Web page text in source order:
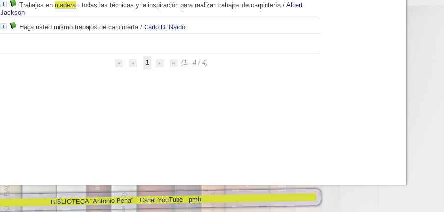
Trabajos en madera: todas las técnicas y la inspiración para realizar trabajos de carpintería/ Albert
Jackson
Haga usted mismo trabajos de carpintería/ Carlo Di Nardo
1 (1 - 4 / 4)
BIBLIOTECA "Antonio Pena" Canal YouTube pmb